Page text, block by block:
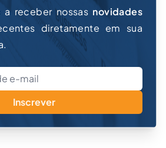
receber nossas novidades
diretamente em sua
Inscrever